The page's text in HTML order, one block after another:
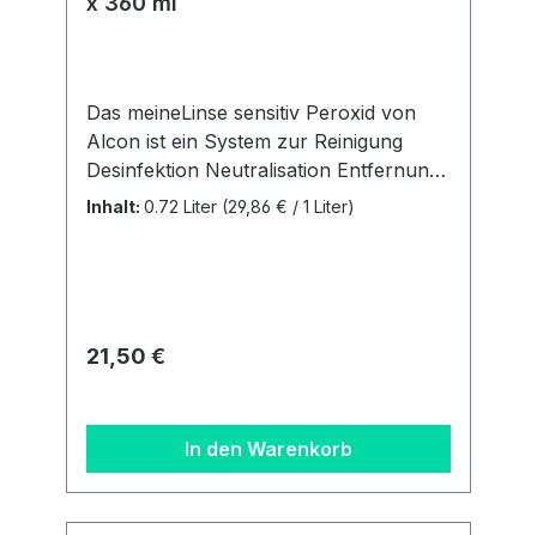
Das meineLinse sensitiv Peroxid von
Alcon ist ein System zur Reinigung
Desinfektion Neutralisation Entfernung
von Proteinen Aufbewahrung 100%
Behälter. Unser 3 Monatsbedarf
besteht aus 2 Flaschen á 360 ml + 1
Produktsicherheitsverordnung Als
verantwortungsbewusstes
Unternehmen legen wir großen Wert
Inhalt: 0.72 Liter (29,86 € / 1 Liter)
Regulärer Preis:
21,50 €
In den Warenkorb